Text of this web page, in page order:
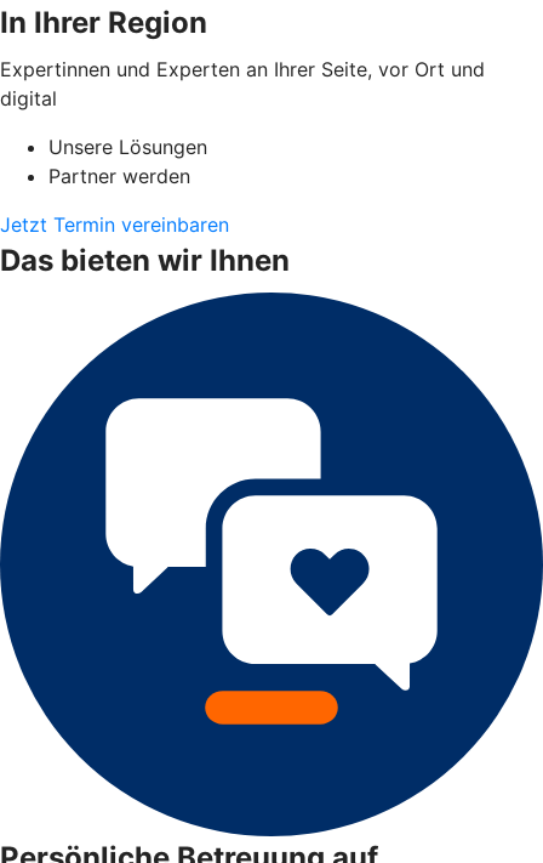
In Ihrer Region
Expertinnen und Experten an Ihrer Seite, vor Ort und
digital
Unsere Lösungen
Partner werden
Jetzt Termin vereinbaren
Das bieten wir Ihnen